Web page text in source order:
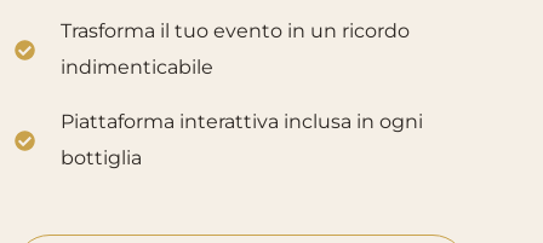
Trasforma il tuo evento in un ricordo
indimenticabile
Piattaforma interattiva inclusa in ogni
bottiglia